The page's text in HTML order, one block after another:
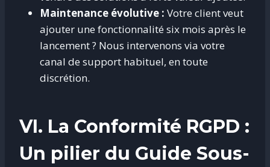
Maintenance évolutive : Votre client veut
ajouter une fonctionnalité six mois après le
lancement ? Nous intervenons via votre
canal de support habituel, en toute
discrétion.
VI. La Conformité RGPD :
Un pilier du Guide Sous-